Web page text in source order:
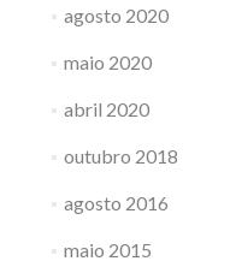
agosto 2020
maio 2020
abril 2020
outubro 2018
agosto 2016
maio 2015